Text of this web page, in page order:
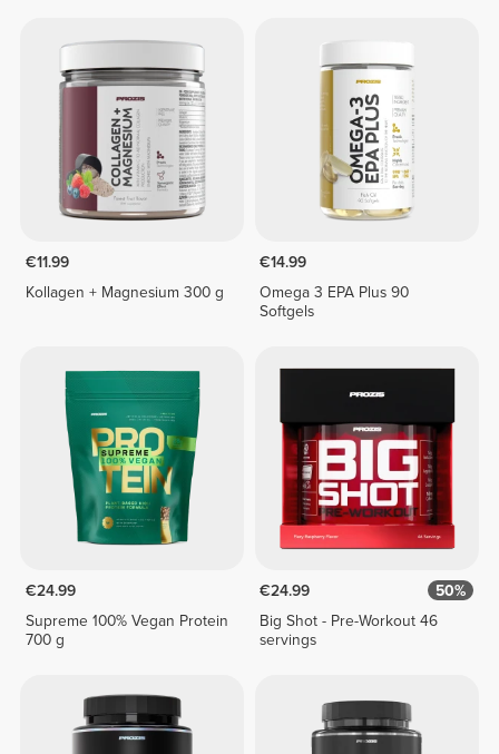
€11.99
Kollagen + Magnesium 300 g
€14.99
Omega 3 EPA Plus 90
Softgels
€24.99
Supreme 100% Vegan Protein
700 g
€24.99
50%
Big Shot - Pre-Workout 46
servings